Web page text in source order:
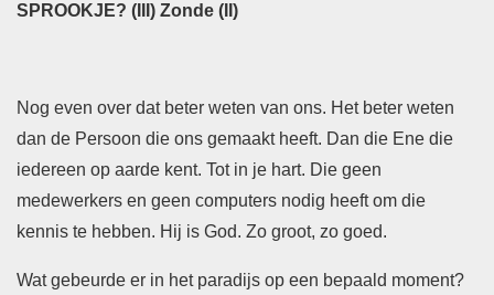
SPROOKJE? (III) Zonde (II)
Nog even over dat beter weten van ons. Het beter weten
dan de Persoon die ons gemaakt heeft. Dan die Ene die
iedereen op aarde kent. Tot in je hart. Die geen
medewerkers en geen computers nodig heeft om die
kennis te hebben. Hij is God. Zo groot, zo goed.
Wat gebeurde er in het paradijs op een bepaald moment?